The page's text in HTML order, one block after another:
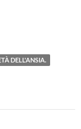
DELL'ANSIA.